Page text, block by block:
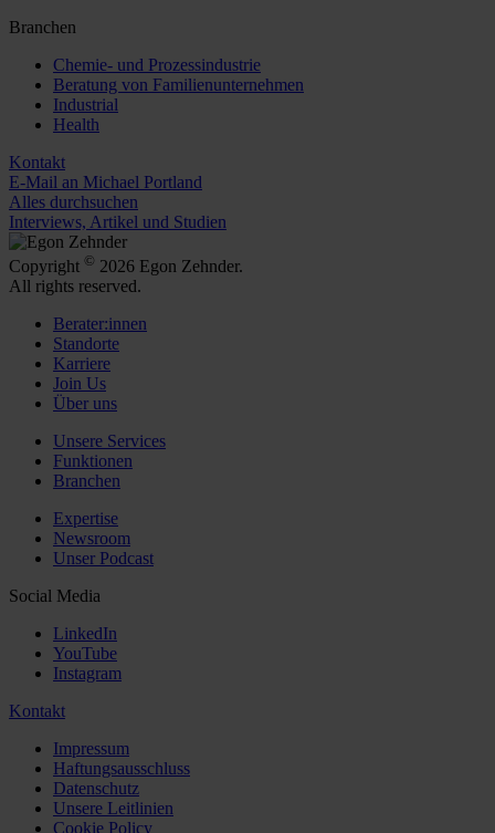
Branchen
Chemie- und Prozessindustrie
Beratung von Familienunternehmen
Industrial
Health
Kontakt
E-Mail an Michael Portland
Alles durchsuchen
Interviews, Artikel und Studien
Copyright © 2026 Egon Zehnder.
All rights reserved.
Berater:innen
Standorte
Karriere
Join Us
Über uns
Unsere Services
Funktionen
Branchen
Expertise
Newsroom
Unser Podcast
Social Media
LinkedIn
YouTube
Instagram
Kontakt
Impressum
Haftungsausschluss
Datenschutz
Unsere Leitlinien
Cookie Policy